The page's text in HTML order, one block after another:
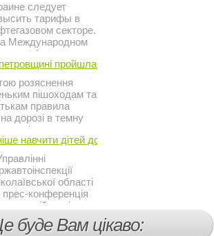
следует
тарифы в
секторе.
Международном
форуме в
постоянный
МВФ на
Ваше.
пройшла акція ...
розяснення
пішоходам та
правила
дорозі в темну
працівники сектору
роботи відділу
міста
провели ...
навчити дітей дотримуватися ...
області
прес-конференція
аварійності за
дітей і
буде Вам цікаво: